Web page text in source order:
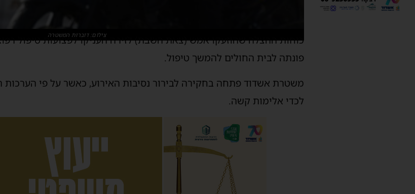
צילום: דוברות המשטרה
פונתה לבית החולים להמשך טיפול.
משטרת אשדוד פתחה בחקירה לבירור נסיבות האירוע, כאשר על פי
לכדי אלימות קשה.